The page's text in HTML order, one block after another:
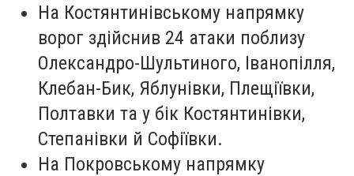
На Костянтинівському напрямку
ворог здійснив 24 атаки поблизу
Олександро-Шультиного, Іванопілля,
Клебан-Бик, Яблунівки, Плещіївки,
Полтавки та у бік Костянтинівки,
Степанівки й Софіївки.
На Покровському напрямку